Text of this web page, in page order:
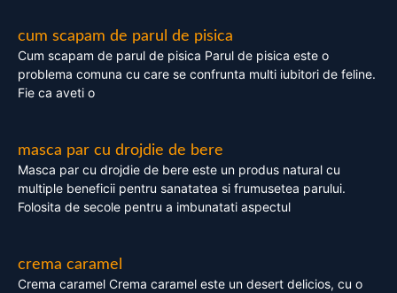
cum scapam de parul de pisica
Cum scapam de parul de pisica Parul de pisica este o
problema comuna cu care se confrunta multi iubitori de feline.
Fie ca aveti o
masca par cu drojdie de bere
Masca par cu drojdie de bere este un produs natural cu
multiple beneficii pentru sanatatea si frumusetea parului.
Folosita de secole pentru a imbunatati aspectul
crema caramel
Crema caramel Crema caramel este un desert delicios, cu o